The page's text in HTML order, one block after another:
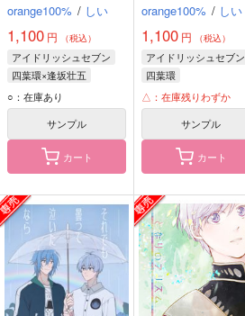
orange100% / しい
1,100 円 （税込）
アイドリッシュセブン
四葉環×逢坂壮五
四葉環
逢坂壮五
○：在庫あり
サンプル
カート
orange100% / しい
1,100 円 （税込）
アイドリッシュセブン
四葉環
△：在庫残りわずか
サンプル
カート